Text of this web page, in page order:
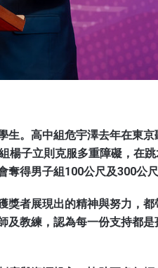
生。高中組危宇澤去年在東
楊子立則克服多重障礙，在
得男子組100公尺及300公尺
獎者展現出的精神與努力，
及教練，認為每一份支持都